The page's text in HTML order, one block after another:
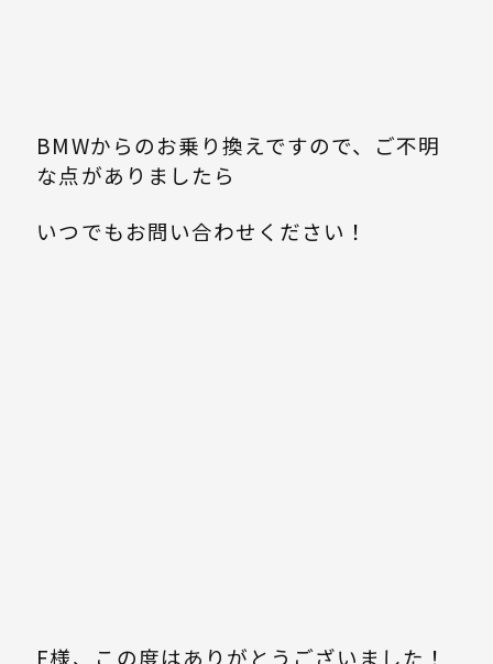
BMWからのお乗り換えですので、ご不明
な点がありましたら
いつでもお問い合わせください！
F様、この度はありがとうございました！